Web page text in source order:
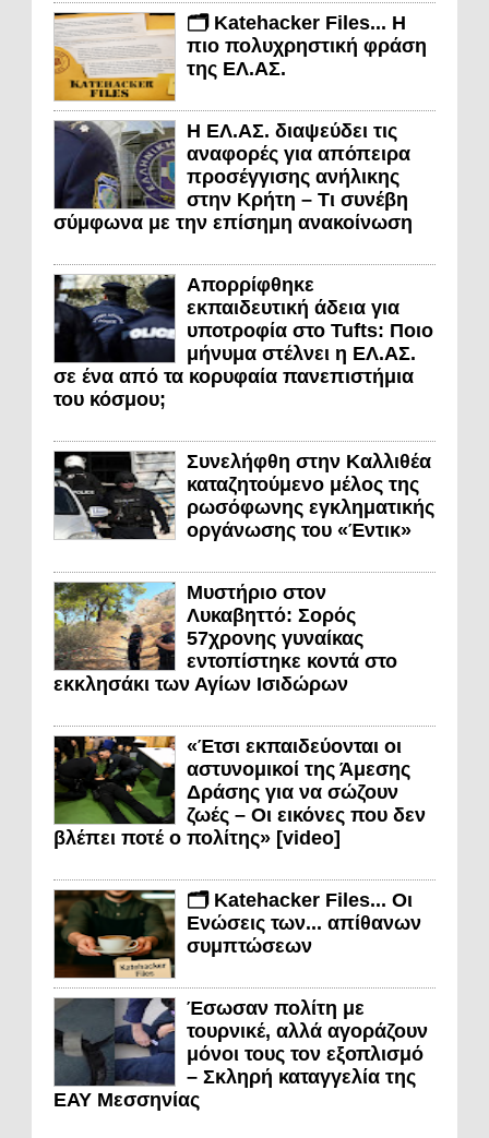
🗂️ Katehacker Files... Η
πιο πολυχρηστική φράση
της ΕΛ.ΑΣ.
Η ΕΛ.ΑΣ. διαψεύδει τις
αναφορές για απόπειρα
προσέγγισης ανήλικης
στην Κρήτη – Τι συνέβη
σύμφωνα με την επίσημη ανακοίνωση
Απορρίφθηκε
εκπαιδευτική άδεια για
υποτροφία στο Tufts: Ποιο
μήνυμα στέλνει η ΕΛ.ΑΣ.
σε ένα από τα κορυφαία πανεπιστήμια
του κόσμου;
Συνελήφθη στην Καλλιθέα
καταζητούμενο μέλος της
ρωσόφωνης εγκληματικής
οργάνωσης του «Έντικ»
Μυστήριο στον
Λυκαβηττό: Σορός
57χρονης γυναίκας
εντοπίστηκε κοντά στο
εκκλησάκι των Αγίων Ισιδώρων
«Έτσι εκπαιδεύονται οι
αστυνομικοί της Άμεσης
Δράσης για να σώζουν
ζωές – Οι εικόνες που δεν
βλέπει ποτέ ο πολίτης» [video]
🗂️ Katehacker Files... Οι
Ενώσεις των... απίθανων
συμπτώσεων
Έσωσαν πολίτη με
τουρνικέ, αλλά αγοράζουν
μόνοι τους τον εξοπλισμό
– Σκληρή καταγγελία της
ΕΑΥ Μεσσηνίας